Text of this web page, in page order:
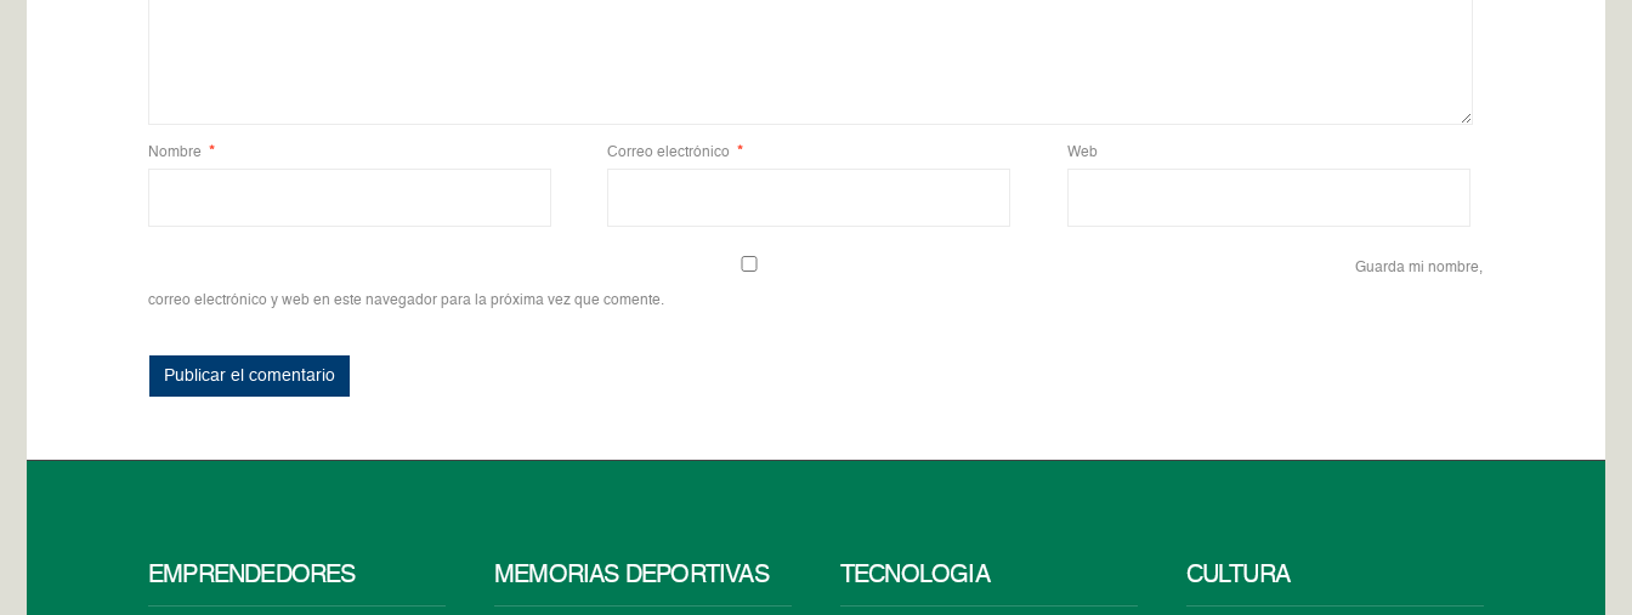
Nombre * Correo electrónico * Web
Guarda mi nombre,
correo electrónico y web en este navegador para la próxima vez que comente.
EMPRENDEDORES MEMORIAS DEPORTIVAS TECNOLOGÍA CULTURA